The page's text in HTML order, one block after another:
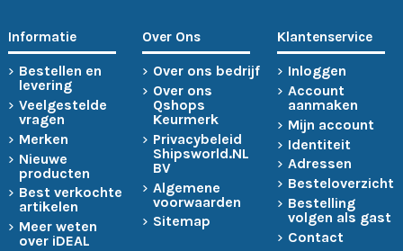
Informatie
Bestellen en
levering
Veelgestelde
vragen
Merken
Nieuwe
producten
Best verkochte
artikelen
Meer weten
over iDEAL
Over Ons
Over ons bedrijf
Over ons
Qshops
Keurmerk
Privacybeleid
Shipsworld.NL
BV
Algemene
voorwaarden
Sitemap
Klantenservice
Inloggen
Account
aanmaken
Mijn account
Identiteit
Adressen
Besteloverzicht
Bestelling
volgen als gast
Contact